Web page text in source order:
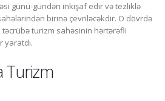
günü-gündən inkişaf edir və tezliklə
birinə çevriləcəkdir. O dövrdə
turizm sahəsinin hərtərəfli
yaratdı.
Turizm